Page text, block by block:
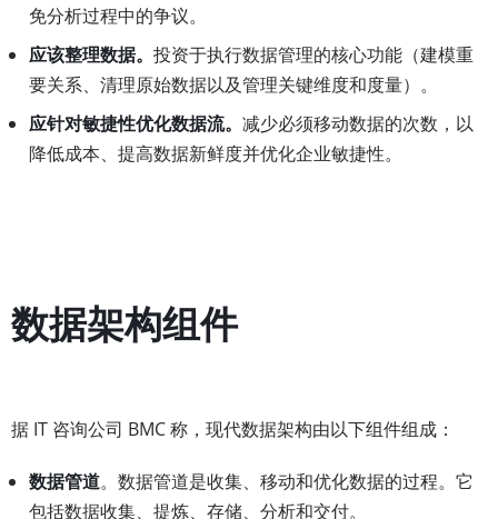
免分析过程中的争议。
应该整理数据。 投资于执行数据管理的核心功能（建模重
要关系、清理原始数据以及管理关键维度和度量）。
应针对敏捷性优化数据流。 减少必须移动数据的次数，以
降低成本、提高数据新鲜度并优化企业敏捷性。
数据架构组件
据 IT 咨询公司 BMC 称，现代数据架构由以下组件组成：
数据管道。数据管道是收集、移动和优化数据的过程。它
包括数据收集、提炼、存储、分析和交付。